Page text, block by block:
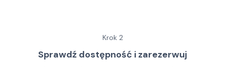
Krok 2
Sprawdź dostępność i zarezerwuj